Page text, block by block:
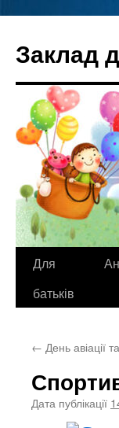
вмісту
Заклад
Для
батьків
← День авіації
Дата публікації